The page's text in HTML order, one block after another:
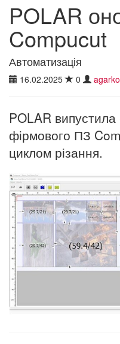
POLAR
Compucut
Автоматизація
16.02.2025 0
POLAR
фірмового ПЗ
циклом різання.